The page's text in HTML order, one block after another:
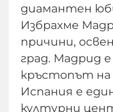
диамантен
Избрахме
причини,
град. Мадрид
кръстопът на
Испания е
културни